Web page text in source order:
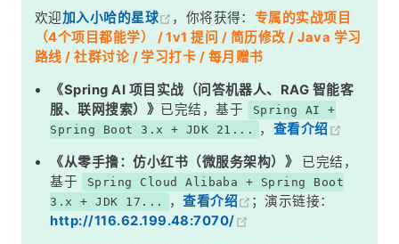
深度解析
一、CAS 的工作原理
二、CAS vs 加锁，到底好在哪？
三、问题一：ABA 问题
五、问题三：只能操作单个变量
面试高频追问
欢迎加入小哈的星球 ，你将获得： 专属的实战项目
（4个项目都能学） / 1v1 提问 / 简历修改 / Java 学习
路线 / 社群讨论 / 学习打卡 / 每月赠书
《Spring AI 项目实战（问答机器人、RAG 智能客
服、联网搜索）》 已完结，基于
Spring AI +
Spring Boot 3.x + JDK 21...
， 查看介绍
《从零手撸：仿小红书（微服务架构）》
已完结，
基于
Spring Cloud Alibaba + Spring Boot
3.x + JDK 17...
，查看介绍
；演示链接：
http://116.62.199.48:7070/